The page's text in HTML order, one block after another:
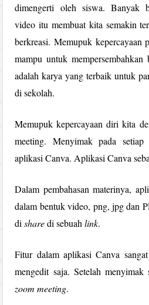
dimengerti oleh siswa. Banyak
video itu membuat kita semakin
berkreasi. Memupuk
mampu untuk
adalah karya yang terbaik untuk
di sekolah.
Memupuk kepercayaan diri kita
meeting. Menyimak pada setiap
aplikasi Canva. Aplikasi Canva
Dalam pembahasan materinya,
dalam bentuk video, png, jpg dan
disharedi sebuah link.
Fitur dalam aplikasi Canva
mengedit saja. Setelah menyimak
zoom meeting.